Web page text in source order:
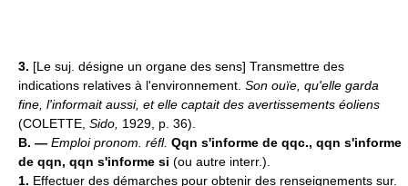
3. [Le suj. désigne un organe des sens] Transmettre des
indications relatives à l'environnement. Son ouïe, qu'elle garda
fine, l'informait aussi, et elle captait des avertissements éoliens
(COLETTE, Sido, 1929, p. 36).
B. — Emploi pronom. réfl. Qqn s'informe de qqc., qqn s'informe
de qqn, qqn s'informe si (ou autre interr.).
1. Effectuer des démarches pour obtenir des renseignements sur.